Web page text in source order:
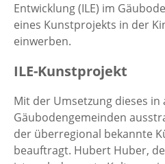
Entwicklung (ILE) im
eines Kunstprojekts in der
einwerben.
ILE-Kunstprojekt
Mit der Umsetzung dieses in
Gäubodengemeinden
der überregional bekannte
beauftragt. Hubert Huber,